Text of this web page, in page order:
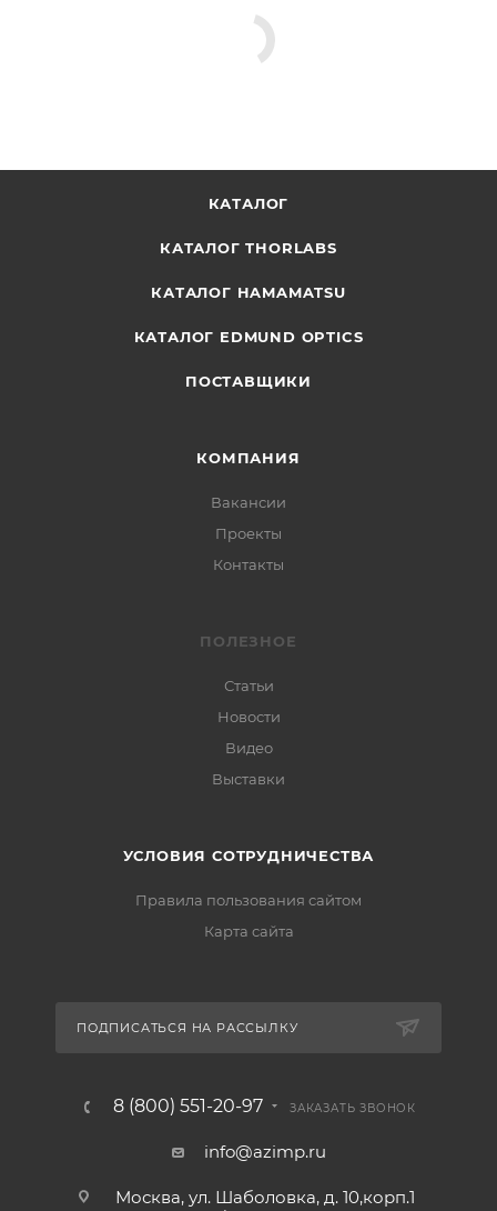
КАТАЛОГ
КАТАЛОГ THORLABS
КАТАЛОГ HAMAMATSU
КАТАЛОГ EDMUND OPTICS
ПОСТАВЩИКИ
КОМПАНИЯ
Вакансии
Проекты
Контакты
ПОЛЕЗНОЕ
Статьи
Новости
Видео
Выставки
УСЛОВИЯ СОТРУДНИЧЕСТВА
Правила пользования сайтом
Карта сайта
ПОДПИСАТЬСЯ НА РАССЫЛКУ
8 (800) 551-20-97 ЗАКАЗАТЬ ЗВОНОК
info@azimp.ru
Москва, ул. Шаболовка, д. 10,корп.1